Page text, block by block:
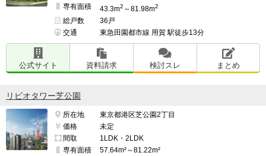
専有面積
43.3m2 ～81.98m2
総戸数
36戸
交通
東急田園都市線 用賀 駅徒歩13分
公式サイト 資料請求 検討スレ まとめ
リビオタワー芝公園
所在地
東京都港区芝公園2丁目
価格
未定
間取
1LDK・2LDK
専有面積
57.64m²～81.22m²